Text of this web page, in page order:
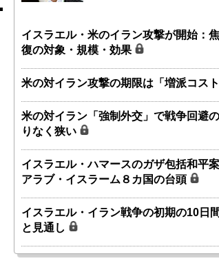
イスラエル・米のイラン攻撃が開始：
復の対象・規模・効果
米の対イラン攻撃の期限は「増派コスト
米の対イラン「強制外交」で戦争回避
りなく狭い
イスラエル・ハマースのガザ包括和平
アラブ・イスラーム８カ国の台頭
イスラエル・イラン戦争の初期の10日
と見通し